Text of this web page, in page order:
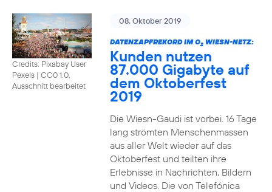
Credits: Pixabay User
Pexels | CC0 1.0,
Ausschnitt bearbeitet
08. Oktober 2019
DATENZAPFREKORD IM O2WIESN-NETZ:
Kunden nutzen
87.000 Gigabyte auf
dem Oktoberfest
2019
Die Wiesn-Gaudi ist vorbei. 16 Tage
lang strömten Menschenmassen
aus aller Welt wieder auf das
Oktoberfest und teilten ihre
Erlebnisse in Nachrichten, Bildern
und Videos. Die von Telefónica